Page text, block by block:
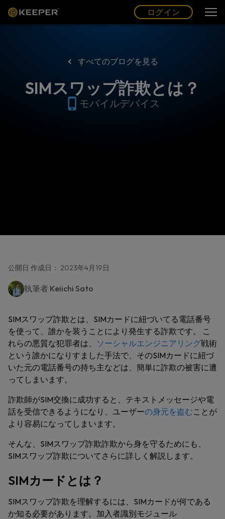
グ (JP)
ログイン
すべてのブログを見る
SIMスワップ詐欺とは？
モバイルデバイス
公開日 作成日： 2023年4月19日
執筆者 Keiichi Sato
SIMスワップ詐欺とは、SIMカードに紐づいてる電話番号
を使って、誰かを装うことにより発生する詐欺です。 こ
れらの悪質な犯罪者は、 ソーシャルエンジニアリング戦術
という誰かになりすました手法で、そのSIMカードに紐づ
いた元の電話番号の持ち主などは、簡単に詐欺の被害に遭
ってしまいます。
詐欺師がSIM交換に成功すると、テキストメッセージや電
話を受信できるようになり、ユーザーの身元を盗むことが
より容易になってしまいます。
そんな、SIMスワップ詐欺詐欺から身を守るためにも、
SIMスワップ詐欺についてさらに詳しく解説します。
SIMカードとは？
SIMスワップ詐欺を理解するには、SIMカードが何である
か知る必要があります。加入者識別モジュール